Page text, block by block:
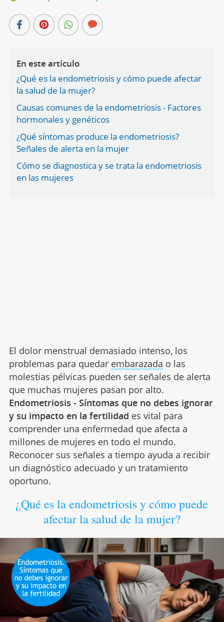
En este artículo
¿Qué es la endometriosis y cómo puede afectar
la salud de la mujer?
Causas comunes de la endometriosis - Factores
hormonales y genéticos
¿Qué síntomas produce la endometriosis?
Señales de alerta en la mujer
Cómo se diagnostica y se trata la endometriosis
en las mujeres
El dolor menstrual demasiado intenso, los
problemas para quedar embarazada o las
molestias pélvicas pueden ser señales de alerta
que muchas mujeres pasan por alto.
Endometriosis - Síntomas que no debes ignorar
y su impacto en la fertilidad es vital para
comprender una enfermedad que afecta a
millones de mujeres en todo el mundo.
Reconocer sus señales a tiempo ayuda a recibir
un diagnóstico adecuado y un tratamiento
oportuno.
¿Qué es la endometriosis y cómo puede
afectar la salud de la mujer?